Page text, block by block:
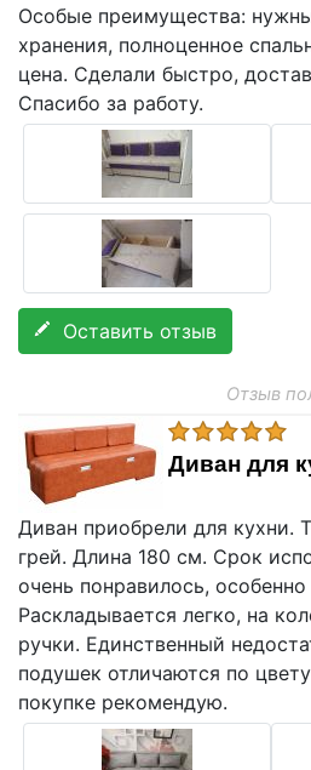
Особые преимущества:
хранения, полноценное
цена. Сделали быстро,
Спасибо за работу.
Оставить отзыв
Отзыв
Диван для
Диван приобрели для кухни.
грей. Длина 180 см. Срок
очень понравилось, особенно
Раскладывается легко, на
ручки. Единственный
подушек отличаются по
покупке рекомендую.